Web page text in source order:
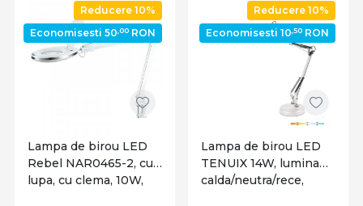
Reducere 10%
Economisesti 50,00 RON
Lampa de birou LED
Rebel NAR0465-2, cu
lupa, cu clema, 10W,
Reducere 10%
Economisesti 10,50 RON
Lampa de birou LED
TENUIX 14W, lumina
calda/neutra/rece,